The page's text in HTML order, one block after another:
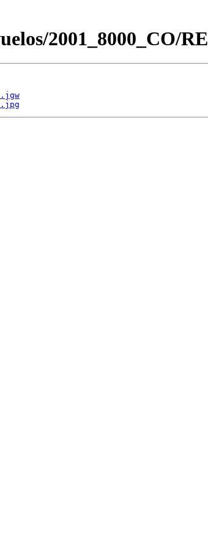
2001_8000_CO/